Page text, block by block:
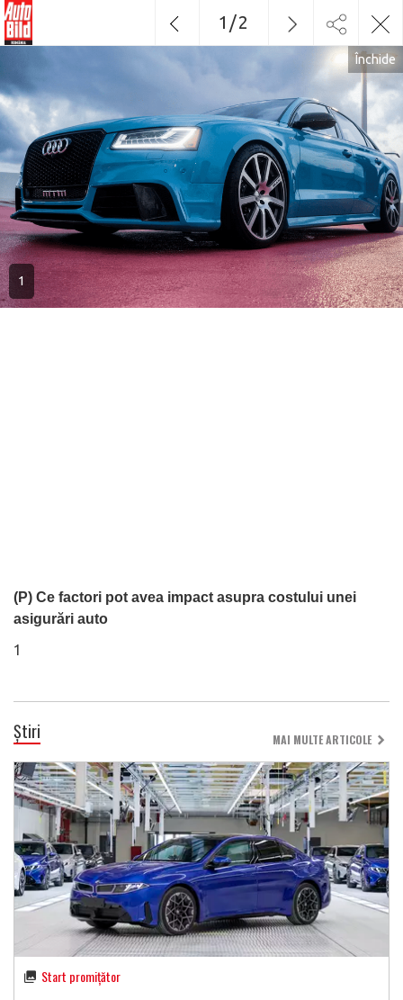
1
(P) Ce factori pot avea impact asupra costului unei
asigurări auto
1
Închide
1 /2
Știri MAI MULTE ARTICOLE
Start promițător